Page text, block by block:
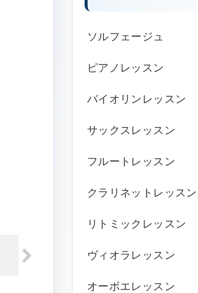
ソルフェージュ
ピアノレッスン
バイオリンレッスン
サックスレッスン
フルートレッスン
クラリネットレッスン
リトミックレッスン
ヴィオラレッスン
オーボエレッスン